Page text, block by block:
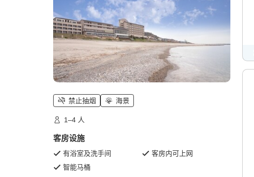
禁止抽烟 海景
1–4 人
客房设施
有浴室及洗手间
客房内可上网
智能马桶